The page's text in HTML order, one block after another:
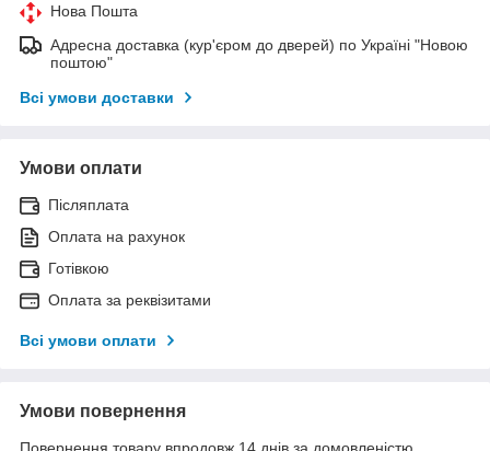
Нова Пошта
Адресна доставка (кур'єром до дверей) по Україні "Новою
поштою"
Всі умови доставки
Умови оплати
Післяплата
Оплата на рахунок
Готівкою
Оплата за реквізитами
Всі умови оплати
Умови повернення
Повернення товару впродовж 14 днів за домовленістю